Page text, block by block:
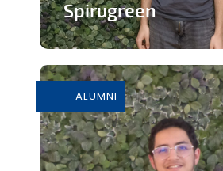
Spirugreen
En savoir plus
ALUMNI